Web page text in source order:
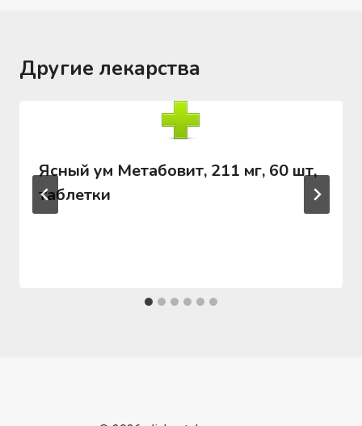
Другие лекарства
Ясный ум Метабовит, 211 мг, 60 шт,
таблетки